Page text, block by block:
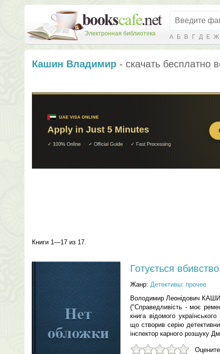
Электронная библиотека А Б В Г Д Е Ж
Кашин Владимир - скачать бесплатно
Книги 1—17 из 17.
Готується
Жанр: Детективы: прочее
Володимир Леонiдович
("Справедливiсть - моє
книга вiдомого
що створив серiю
iнспектор карного розшуку